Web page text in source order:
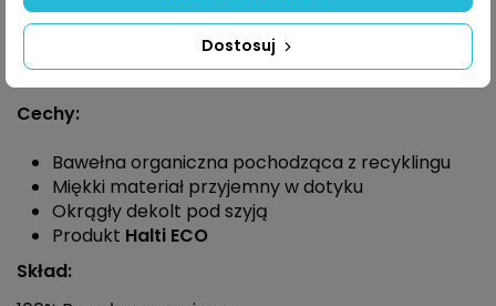
wykorzystaniem organicznej bawełny, co podkreśla
Haltido zrównoważonej mody i
troski o środowisko.
Cechy:
Bawełna organiczna pochodząca z recyklingu
Miękki materiał przyjemny w dotyku
Okrągły dekolt pod szyją
Produkt Halti ECO
Skład:
Dostosuj